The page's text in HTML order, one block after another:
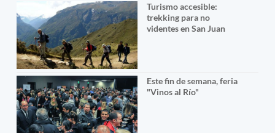
Turismo accesible:
trekking para no
videntes en San Juan
Este fin de semana, feria
"Vinos al Río"